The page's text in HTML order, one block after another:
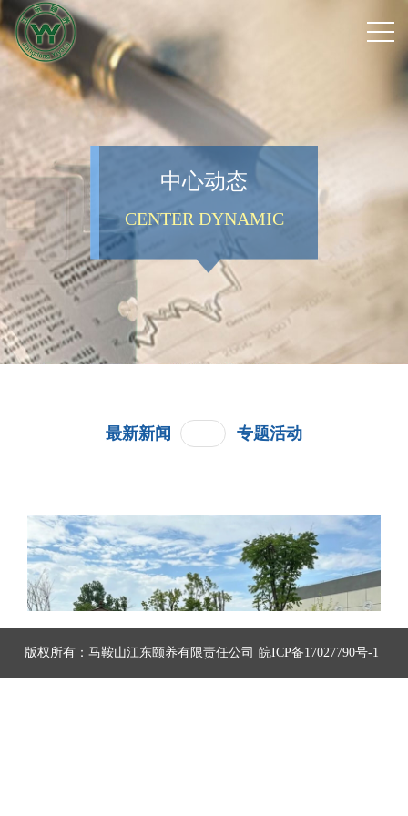
中心动态
CENTER DYNAMIC
最新新闻 专题活动
版权所有： 马鞍山江东颐养有限责任公司 皖ICP备17027790号-1